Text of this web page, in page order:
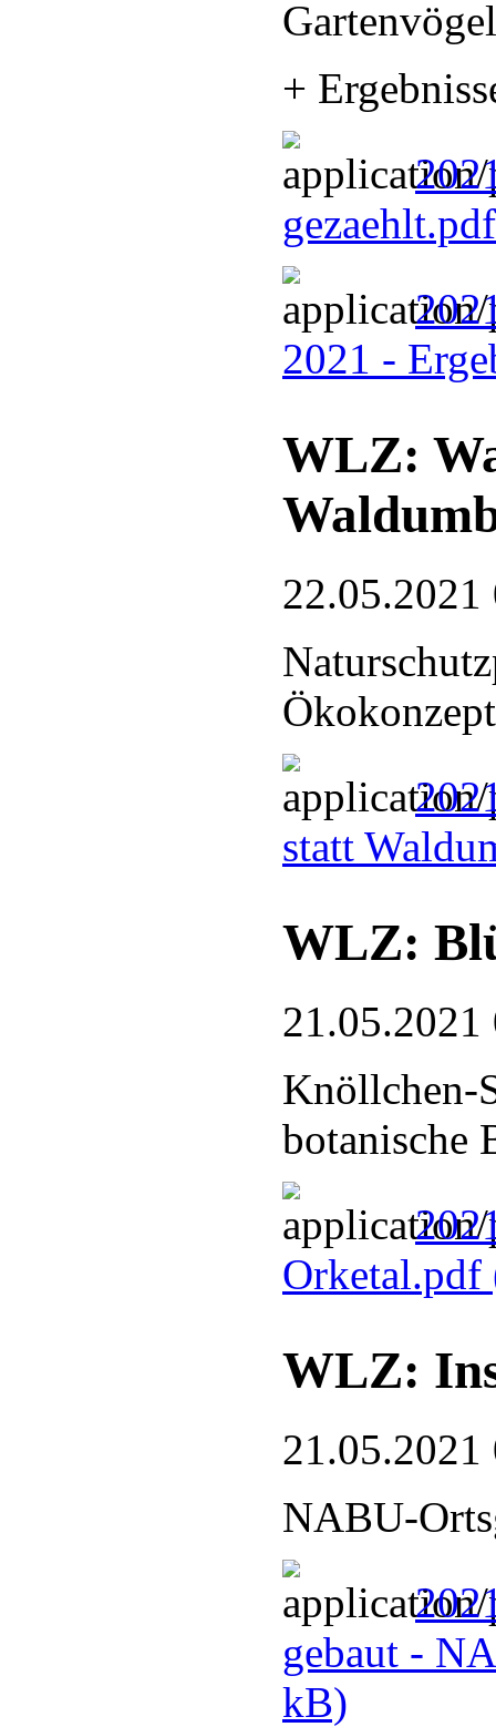
+
2021 -
WLZ:
22.05.2021
statt
WLZ:
21.05.2021
Knöllchen-
botanische
Orketal.pdf
WLZ:
21.05.2021
NABU-
gebaut -
kB)